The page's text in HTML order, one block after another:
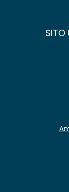
SITO